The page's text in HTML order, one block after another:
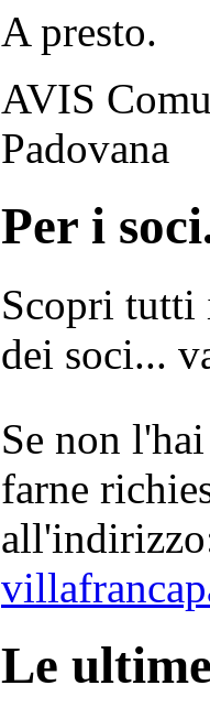
A presto.
AVIS
Padovana
Per i
Scopri tutti
dei soci...
Se non
farne
Le